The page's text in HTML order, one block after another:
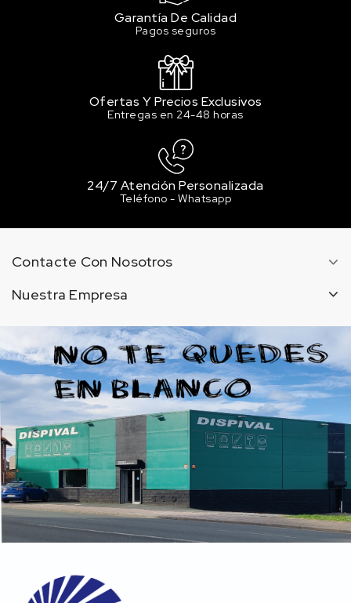
Garantía De Calidad
Pagos seguros
Ofertas Y Precios Exclusivos
Entregas en 24-48 horas
24/7 Atención Personalizada
Teléfono - Whatsapp
Contacte Con Nosotros
Nuestra Empresa